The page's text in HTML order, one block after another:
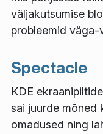
väljakutsumise
probleemid väga-
Spectacle
KDE
sai juurde mõned
omadused ning